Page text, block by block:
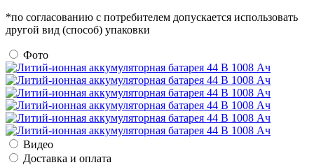
*по согласованию с потребителем допускается использовать
другой вид (способ) упаковки
Фото
Видео
Доставка и оплата